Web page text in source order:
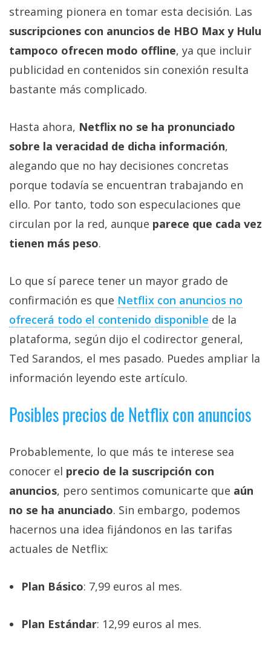
streaming pionera en tomar esta decisión. Las
suscripciones con anuncios de HBO Max y Hulu
tampoco ofrecen modo offline, ya que incluir
publicidad en contenidos sin conexión resulta
bastante más complicado.
Hasta ahora, Netflix no se ha pronunciado
sobre la veracidad de dicha información,
alegando que no hay decisiones concretas
porque todavía se encuentran trabajando en
ello. Por tanto, todo son especulaciones que
circulan por la red, aunque parece que cada vez
tienen más peso.
Lo que sí parece tener un mayor grado de
confirmación es que Netflix con anuncios no
ofrecerá todo el contenido disponible de la
plataforma, según dijo el codirector general,
Ted Sarandos, el mes pasado. Puedes ampliar la
información leyendo este artículo.
Posibles precios de Netflix con anuncios
Probablemente, lo que más te interese sea
conocer el precio de la suscripción con
anuncios, pero sentimos comunicarte que aún
no se ha anunciado. Sin embargo, podemos
hacernos una idea fijándonos en las tarifas
actuales de Netflix:
Plan Básico: 7,99 euros al mes.
Plan Estándar: 12,99 euros al mes.